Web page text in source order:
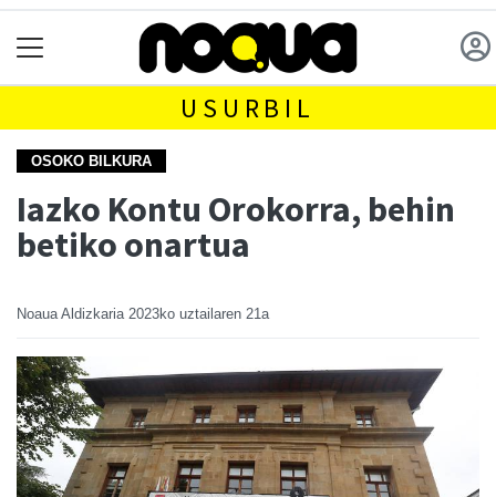
USURBIL
OSOKO BILKURA
Iazko Kontu Orokorra, behin
betiko onartua
Noaua Aldizkaria 2023ko uztailaren 21a